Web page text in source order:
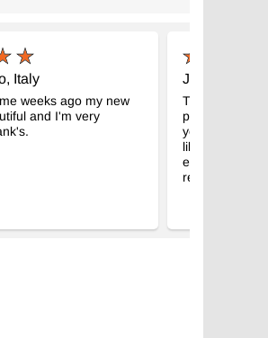
Italy
weeks ago my new
and I'm very
J.N.
Thank you,
pictured it
your excellent
like to
excellent
refreshing